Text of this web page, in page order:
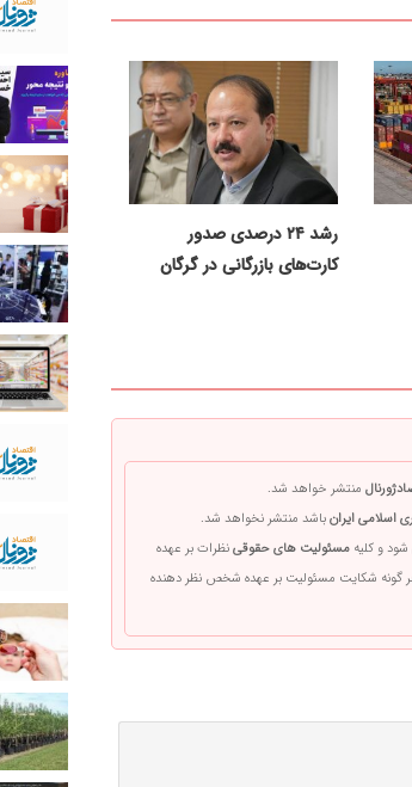
رشد ۲۴ درصدی صدور
کارت‌های بازرگانی در گرگان
منتشر خواهد شد.
اسلامی ایرانباشد منتشر نخواهد شد.
و کلیه مسئولیت های حقوقینظرات بر عهده
گونه شکایت مسئولیت بر عهده شخص نظر دهنده